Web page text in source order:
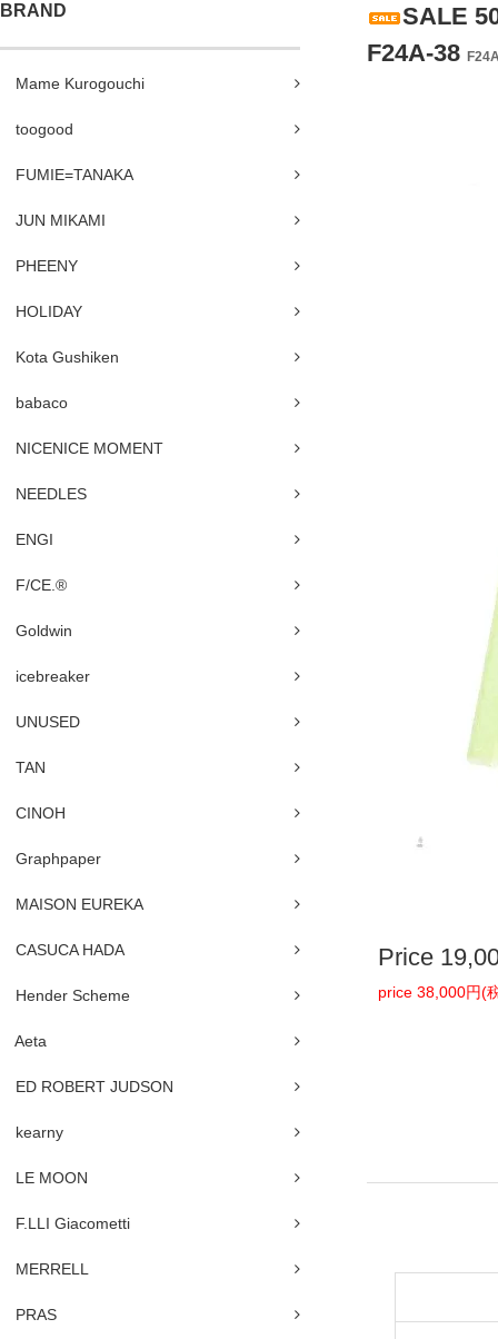
BRAND
Mame Kurogouchi
toogood
FUMIE=TANAKA
JUN MIKAMI
PHEENY
HOLIDAY
Kota Gushiken
babaco
NICENICE MOMENT
NEEDLES
ENGI
F/CE.®
Goldwin
icebreaker
UNUSED
TAN
CINOH
Graphpaper
MAISON EUREKA
CASUCA HADA
Hender Scheme
Aeta
ED ROBERT JUDSON
kearny
LE MOON
F.LLI Giacometti
MERRELL
PRAS
SALE
F24A-38
Price
price 38,000円(